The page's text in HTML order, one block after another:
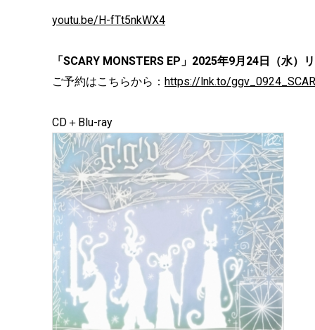
youtu.be/H-fTt5nkWX4
「SCARY MONSTERS EP」2025年9月24日（水）
ご予約はこちらから： https://lnk.to/
CD＋Blu-ray